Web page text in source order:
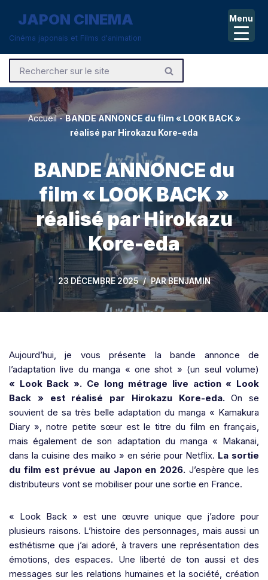
Aller
contenu
JAPON CINEMA
Cinéma japonais et Films d'animation
Accueil-BANDE ANNONCE du film « LOOK BACK »
réalisé par Hirokazu Kore-eda
BANDE ANNONCE du
film « LOOK BACK »
réalisé par Hirokazu
Kore-eda
23 DÉCEMBRE 2025 PARBENJAMIN
Aujourd’hui, je vous présente la bande annonce de
l’adaptation live du manga « one shot » (un seul volume)
« Look Back ». Ce long métrage live action « Look
Back » est réalisé par Hirokazu Kore-eda.On se
souvient de sa très belle adaptation du manga « Kamakura
Diary », notre petite sœur est le titre du film en français,
mais également de son adaptation du manga « Makanai,
dans la cuisine des maiko » en série pour Netflix. La sortie
du film est prévue au Japon en 2026.J’espère que les
distributeurs vont se mobiliser pour une sortie en France.
« Look Back » est une œuvre unique que j’adore pour
plusieurs raisons. L’histoire des personnages, mais aussi un
esthétisme que j’ai adoré, à travers une représentation des
émotions, des espaces. Une liberté de ton aussi et des
messages sur les relations humaines et la société, création
Menu